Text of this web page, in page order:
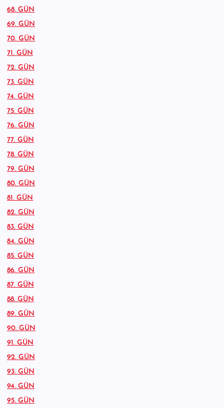
68. GÜN
69. GÜN
70. GÜN
71. GÜN
72. GÜN
73. GÜN
74. GÜN
75. GÜN
76. GÜN
77. GÜN
78. GÜN
79. GÜN
80. GÜN
81. GÜN
82. GÜN
83. GÜN
84. GÜN
85. GÜN
86. GÜN
87. GÜN
88. GÜN
89. GÜN
90. GÜN
91. GÜN
92. GÜN
93. GÜN
94. GÜN
95. GÜN